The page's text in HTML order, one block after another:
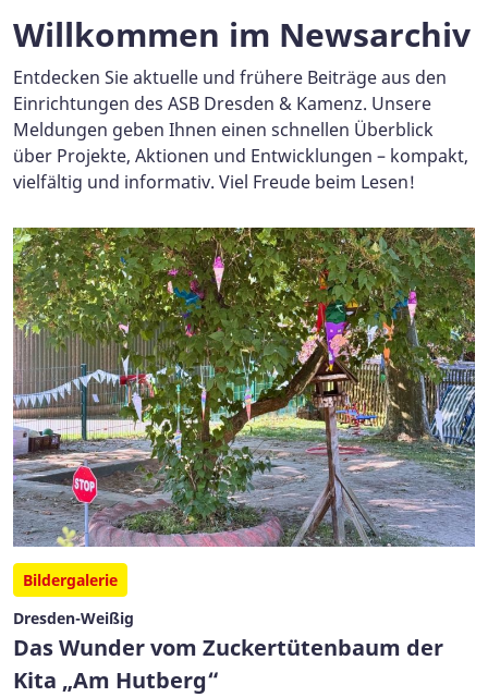
Willkommen im Newsarchiv
Entdecken Sie aktuelle und frühere Beiträge aus den
Einrichtungen des ASB Dresden & Kamenz. Unsere
Meldungen geben Ihnen einen schnellen Überblick
über Projekte, Aktionen und Entwicklungen – kompakt,
vielfältig und informativ. Viel Freude beim Lesen!
Bildergalerie
Dresden-Weißig
Das Wunder vom Zuckertütenbaum der
Kita „Am Hutberg“